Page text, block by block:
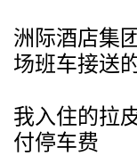
洲际酒店集
场班车接送
我入住的拉
付停车费